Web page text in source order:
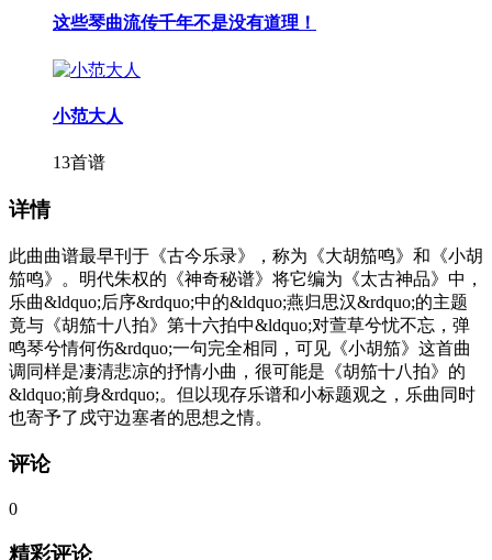
这些琴曲流传千年不是没有道理！
小范大人
13首谱
详情
此曲曲谱最早刊于《古今乐录》，称为《大胡笳鸣》和《小胡
笳鸣》。明代朱权的《神奇秘谱》将它编为《太古神品》中，
乐曲&ldquo;后序&rdquo;中的&ldquo;燕归思汉&rdquo;的主题
竟与《胡笳十八拍》第十六拍中&ldquo;对萱草兮忧不忘，弹
鸣琴兮情何伤&rdquo;一句完全相同，可见《小胡笳》这首曲
调同样是凄清悲凉的抒情小曲，很可能是《胡笳十八拍》的
&ldquo;前身&rdquo;。但以现存乐谱和小标题观之，乐曲同时
也寄予了戍守边塞者的思想之情。
评论
0
精彩评论